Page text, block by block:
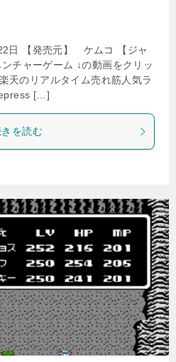
日 【発売元】 ケムコ 【ジャ
チャーゲーム ↓の動画をクリッ
天のリアルタイム売れ筋人気ラ
[…]
を読む